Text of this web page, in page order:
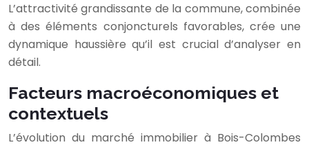
L’attractivité grandissante de la commune, combinée
à des éléments conjoncturels favorables, crée une
dynamique haussière qu’il est crucial d’analyser en
détail.
Facteurs macroéconomiques et
contextuels
L’évolution du marché immobilier à Bois-Colombes